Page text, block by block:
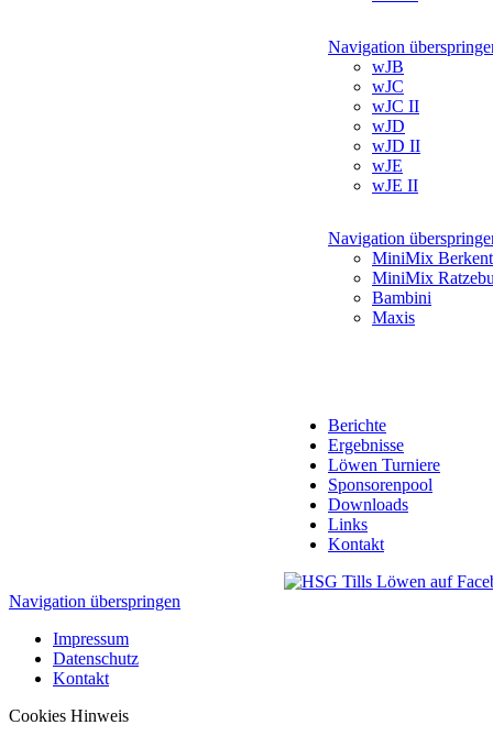
Navigation
wJB
wJC
wJC II
wJD
wJD II
wJE
wJE II
Navigation
MiniMix
MiniMix
Bambini
Maxis
Berichte
Ergebnisse
Löwen Turniere
Sponsorenpool
Downloads
Links
Kontakt
Navigation überspringen
Impressum
Datenschutz
Kontakt
Cookies Hinweis